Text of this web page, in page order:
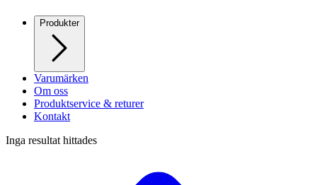
Produkter
Varumärken
Om oss
Produktservice & returer
Kontakt
Inga resultat hittades